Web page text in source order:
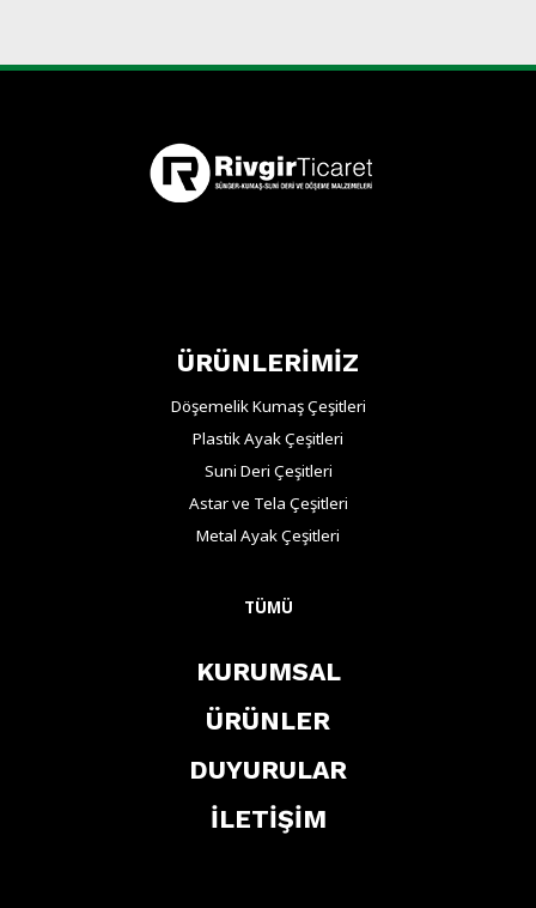
ÜRÜNLERİMİZ
Döşemelik Kumaş Çeşitleri
Plastik Ayak Çeşitleri
Suni Deri Çeşitleri
Astar ve Tela Çeşitleri
Metal Ayak Çeşitleri
TÜMÜ
KURUMSAL
ÜRÜNLER
DUYURULAR
İLETİŞİM